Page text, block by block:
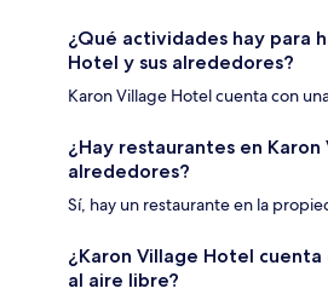
¿Qué actividades hay para
Hotel y sus alrededores?
Karon Village Hotel cuenta con
¿Hay restaurantes en
alrededores?
Sí, hay un restaurante en la
¿Karon Village Hotel
al aire libre?